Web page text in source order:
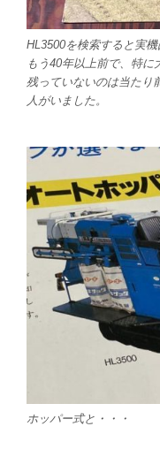
HL3500を検索すると実
もう40年以上前で、特に
残っていないのは当たり
人がいました。
ホッパー式と・・・